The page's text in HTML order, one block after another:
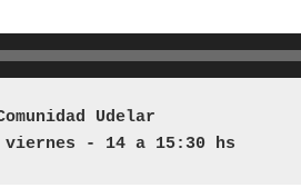
Udelar
viernes - 14 a 15:30 hs